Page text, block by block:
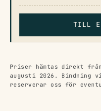
TILL
Priser hämtas direkt
augusti 2026. Bindning
reserverar oss för